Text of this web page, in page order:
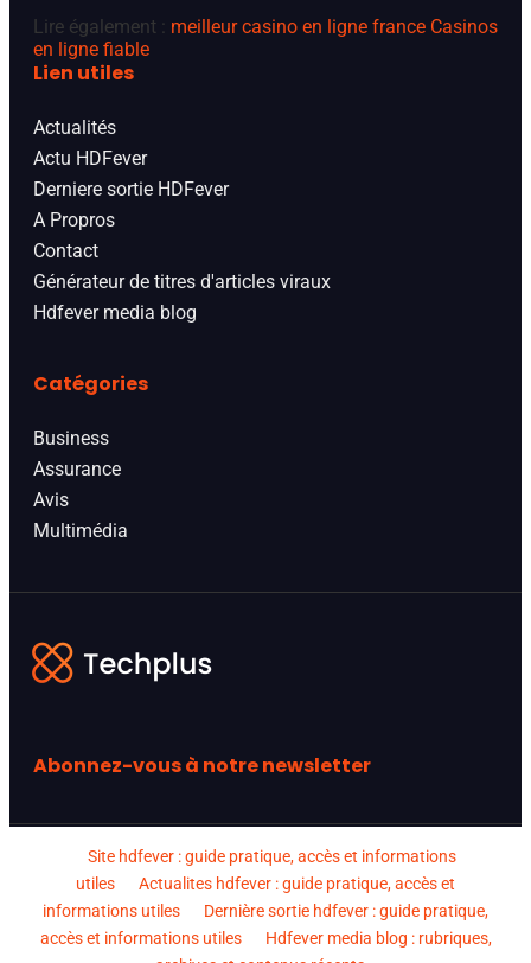
Lire également : meilleur casino en ligne france Casinos
en ligne fiable
Lien utiles
Actualités
Actu HDFever
Derniere sortie HDFever
A Propros
Contact
Générateur de titres d'articles viraux
Hdfever media blog
Catégories
Business
Assurance
Avis
Multimédia
Abonnez-vous à notre newsletter
Site hdfever : guide pratique, accès et informations
utiles
Actualites hdfever : guide pratique, accès et
informations utiles
Dernière sortie hdfever : guide pratique,
accès et informations utiles
Hdfever media blog : rubriques,